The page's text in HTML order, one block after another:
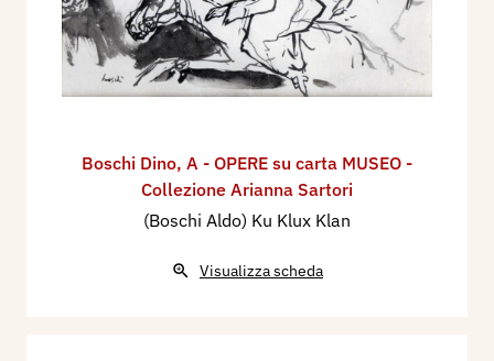
Boschi Dino, A - OPERE su carta MUSEO -
Collezione Arianna Sartori
(Boschi Aldo) Ku Klux Klan
Visualizza scheda